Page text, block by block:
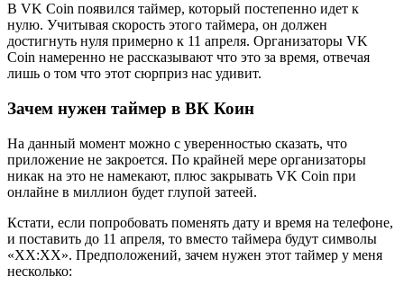
В VK Coin появился таймер, который постепенно идет к
нулю. Учитывая скорость этого таймера, он должен
достигнуть нуля примерно к 11 апреля. Организаторы VK
Coin намеренно не рассказывают что это за время, отвечая
лишь о том что этот сюрприз нас удивит.
Зачем нужен таймер в ВК Коин
На данный момент можно с уверенностью сказать, что
приложение не закроется. По крайней мере организаторы
никак на это не намекают, плюс закрывать VK Coin при
онлайне в миллион будет глупой затеей.
Кстати, если попробовать поменять дату и время на телефоне,
и поставить до 11 апреля, то вместо таймера будут символы
«XX:XX». Предположений, зачем нужен этот таймер у меня
несколько: